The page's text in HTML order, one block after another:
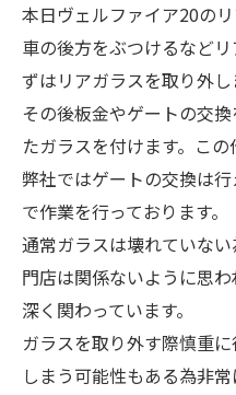
本日ヴェルファイア20の
車の後方をぶつけるなど
ずはリアガラスを取り外し
その後板金やゲートの交
たガラスを付けます。この
弊社ではゲートの交換は
で作業を行っております。
通常ガラスは壊れていな
門店は関係ないように思
深く関わっています。
ガラスを取り外す際慎重
しまう可能性もある為非